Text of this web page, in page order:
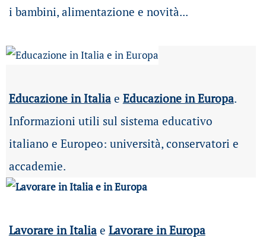
i bambini, alimentazione e novità...
Educazione in Italiae Educazione in Europa.
Informazioni utili sul sistema educativo
italiano e Europeo: università, conservatori e
accademie.
Lavorare in Italia e Lavorare in Europa